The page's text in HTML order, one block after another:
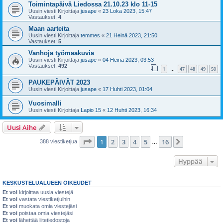
Toimintapäivä Liedossa 21.10.23 klo 11-15
Uusin viesti Kirjoittaja jusape « 23 Loka 2023, 15:47
Vastaukset: 4
Maan aarteita
Uusin viesti Kirjoittaja temmes « 21 Heinä 2023, 21:50
Vastaukset: 5
Vanhoja työmaakuvia
Uusin viesti Kirjoittaja jusape « 04 Heinä 2023, 03:53
Vastaukset: 492 1 … 47 48 49 50
PAUKEPÄIVÄT 2023
Uusin viesti Kirjoittaja jusape « 17 Huhti 2023, 01:04
Vuosimalli
Uusin viesti Kirjoittaja Lapio 15 « 12 Huhti 2023, 16:34
Uusi Aihe
388 viestiketjua Sivu /16
1 2 3 4 5 16
Hyppää
KESKUSTELUALUEEN OIKEUDET
Et voi kirjoittaa uusia viestejä
Et voi vastata viestiketjuihin
Et voi muokata omia viestejäsi
Et voi poistaa omia viestejäsi
Et voi lähettää liitetiedostoja